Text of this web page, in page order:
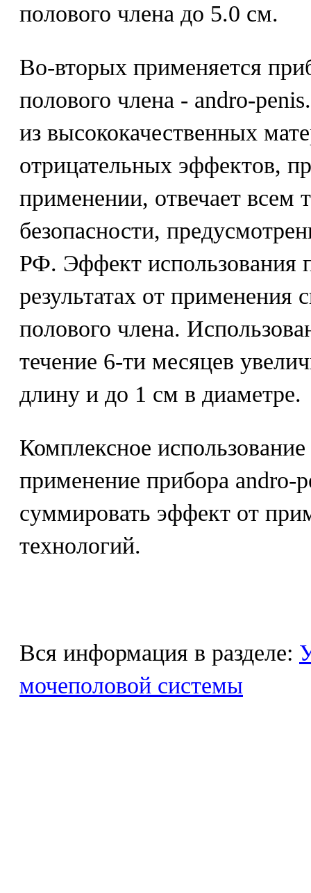
полового члена до 5.0 см.
Во-вторых применяется
полового члена - andro-
из высококачественных
отрицательных эффектов,
применении, отвечает всем
безопасности,
РФ. Эффект использования
результатах от применения
полового члена.
течение 6-ти месяцев
длину и до 1 см в диаметре.
Комплексное
применение прибора andro-
суммировать эффект от
технологий.
Вся информация в разделе:
мочеполовой системы